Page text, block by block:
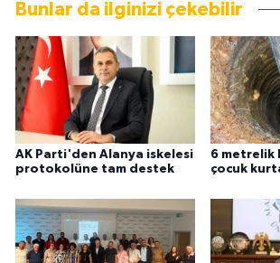
Bunlar da ilginizi çekebilir
AK Parti'den Alanya iskelesi
protokolüne tam destek
6 metrelik
çocuk